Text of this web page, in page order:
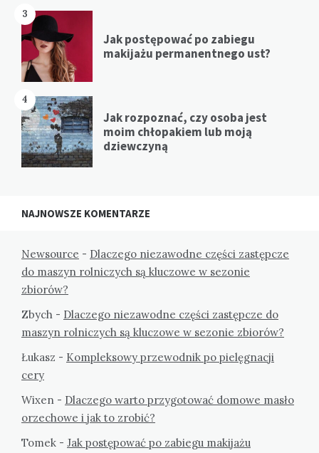
3
Jak postępować po zabiegu
makijażu permanentnego ust?
4
Jak rozpoznać, czy osoba jest
moim chłopakiem lub moją
dziewczyną
NAJNOWSZE KOMENTARZE
Newsource - Dlaczego niezawodne części zastępcze
do maszyn rolniczych są kluczowe w sezonie
zbiorów?
Zbych - Dlaczego niezawodne części zastępcze do
maszyn rolniczych są kluczowe w sezonie zbiorów?
Łukasz - Kompleksowy przewodnik po pielęgnacji
cery
Wixen - Dlaczego warto przygotować domowe masło
orzechowe i jak to zrobić?
Tomek - Jak postępować po zabiegu makijażu